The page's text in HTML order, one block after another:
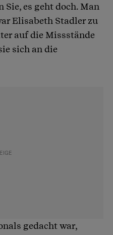
Sie, es geht doch. Man
Elisabeth Stadler zu
auf die Missstände
sich an die
gedacht war,